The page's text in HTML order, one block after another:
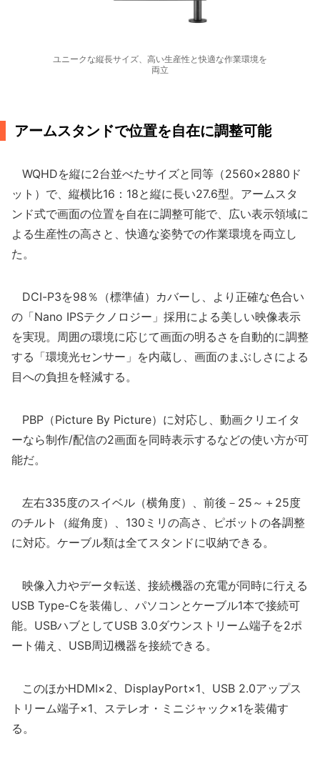
ユニークな縦長サイズ、高い生産性と快適な作業環境を
両立
アームスタンドで位置を自在に調整可能
WQHDを縦に2台並べたサイズと同等（2560×2880ド
ット）で、縦横比16：18と縦に長い27.6型。アームスタ
ンド式で画面の位置を自在に調整可能で、広い表示領域に
よる生産性の高さと、快適な姿勢での作業環境を両立し
た。
DCI-P3を98％（標準値）カバーし、より正確な色合い
の「Nano IPSテクノロジー」採用による美しい映像表示
を実現。周囲の環境に応じて画面の明るさを自動的に調整
する「環境光センサー」を内蔵し、画面のまぶしさによる
目への負担を軽減する。
PBP（Picture By Picture）に対応し、動画クリエイタ
ーなら制作/配信の2画面を同時表示するなどの使い方が可
能だ。
左右335度のスイベル（横角度）、前後－25～＋25度
のチルト（縦角度）、130ミリの高さ、ピボットの各調整
に対応。ケーブル類は全てスタンドに収納できる。
映像入力やデータ転送、接続機器の充電が同時に行える
USB Type-Cを装備し、パソコンとケーブル1本で接続可
能。USBハブとしてUSB 3.0ダウンストリーム端子を2ポ
ート備え、USB周辺機器を接続できる。
このほかHDMI×2、DisplayPort×1、USB 2.0アップス
トリーム端子×1、ステレオ・ミニジャック×1を装備す
る。